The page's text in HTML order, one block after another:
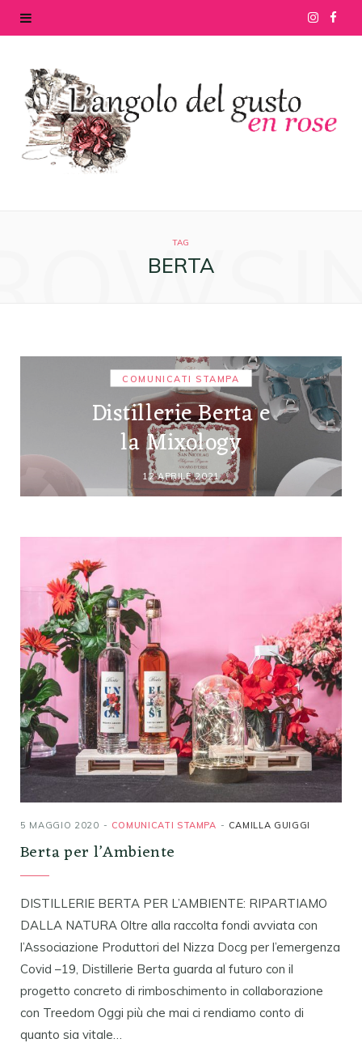
I
t e
TAG
BERTA
COMUNICATI STAMPA
Distillerie Berta e
la Mixology
12 APRILE 2021
5 MAGGIO 2020 COMUNICATI STAMPA CAMILLA GUIGGI
Berta per l’Ambiente
DISTILLERIE BERTA PER L’AMBIENTE: RIPARTIAMO
DALLA NATURA Oltre alla raccolta fondi avviata con
l’Associazione Produttori del Nizza Docg per l’emergenza
Covid –19, Distillerie Berta guarda al futuro con il
progetto concreto di rimboschimento in collaborazione
con Treedom Oggi più che mai ci rendiamo conto di
quanto sia vitale…